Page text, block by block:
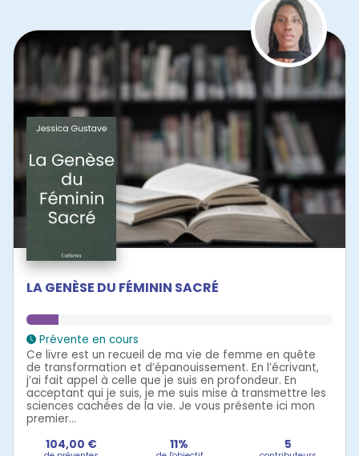
LA GENÈSE DU FÉMININ SACRÉ
Prévente en cours
Ce livre est un recueil de ma vie de femme en quête
de transformation et d’épanouissement. En l’écrivant,
j’ai fait appel à celle que je suis en profondeur. En
acceptant qui je suis, je me suis mise à transmettre les
sciences cachées de la vie. Je vous présente ici mon
premier...
104,00 €
11% 5